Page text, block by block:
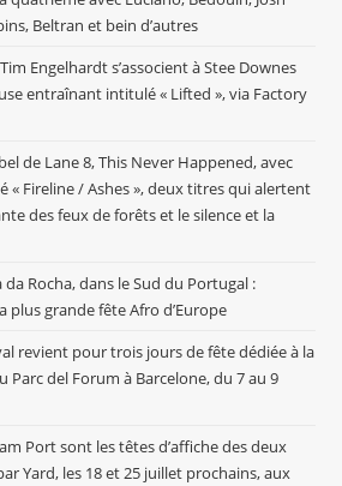
Beltran et bein d’autres
Engelhardt s’associent à Stee Downes
entraînant intitulé « Lifted », via Factory
de Lane 8, This Never Happened, avec
« Fireline / Ashes », deux titres qui alertent
des feux de forêts et le silence et la
Rocha, dans le Sud du Portugal :
grande fête Afro d’Europe
revient pour trois jours de fête dédiée à la
Parc del Forum à Barcelone, du 7 au 9
Port sont les têtes d’affiche des deux
Yard, les 18 et 25 juillet prochains, aux